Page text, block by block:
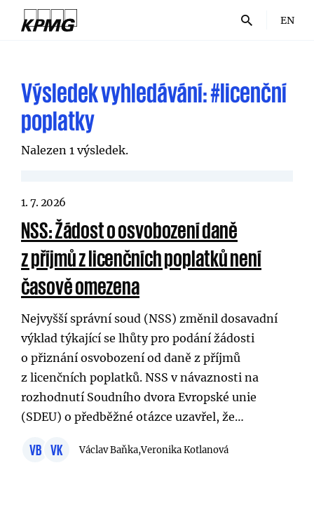
EN
Výsledek vyhledávání:#licenční
poplatky
Nalezen 1 výsledek.
1. 7. 2026
NSS: Žádost o osvobození daně
z příjmů z licenčních poplatků není
časově omezena
Nejvyšší správní soud (NSS) změnil dosavadní
výklad týkající se lhůty pro podání žádosti
o přiznání osvobození od daně z příjmů
z licenčních poplatků. NSS v návaznosti na
rozhodnutí Soudního dvora Evropské unie
(SDEU) o předběžné otázce uzavřel, že…
VB VK Václav Baňka,Veronika Kotlanová